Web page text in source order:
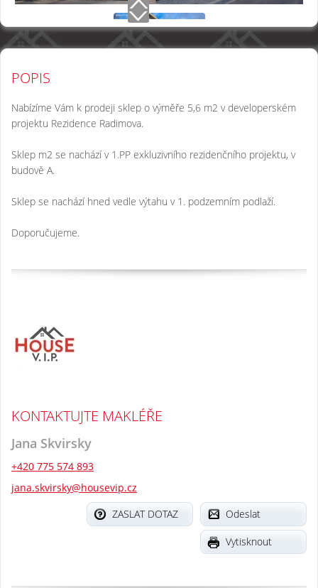
POPIS
Nabízíme Vám k prodeji sklep o výměře 5,6 m2 v developerském
projektu Rezidence Radimova.
Sklep m2 se nachází v 1.PP exkluzivního rezidenčního projektu, v
budově A.
Sklep se nachází hned vedle výtahu v 1. podzemním podlaží.
Doporučujeme.
KONTAKTUJTE MAKLÉŘE
Jana Skvirsky
+420 775 574 893
jana.skvirsky@housevip.cz
Odeslat
ZASLAT DOTAZ
Vytisknout